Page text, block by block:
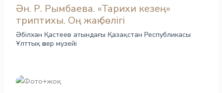
Ән. Р. Рымбаева. «Тарихи кезең»
триптихы. Оң жақ бөлігі
Әбілхан Қастеев атындағы Қазақстан Республикасы
Ұлттық өнер музейі